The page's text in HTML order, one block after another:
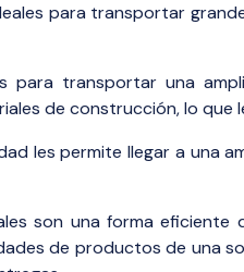
para transportar
para transportar una
de construcción, lo que
les permite llegar a una
son una forma
de productos de una